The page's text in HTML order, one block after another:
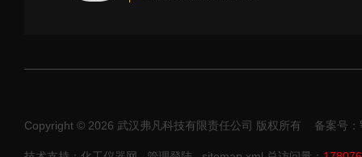
Copyright © 2026 武汉弗凡科技有限责任公司 版权所有 备案号